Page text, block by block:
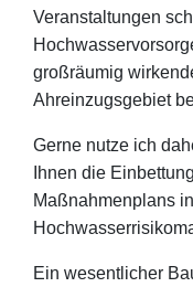
Veranstaltungen
großräumig
Ahreinzugsgebiet
Gerne nutze ich
Ihnen die
Maßnahmenplans
Ein wesentlicher